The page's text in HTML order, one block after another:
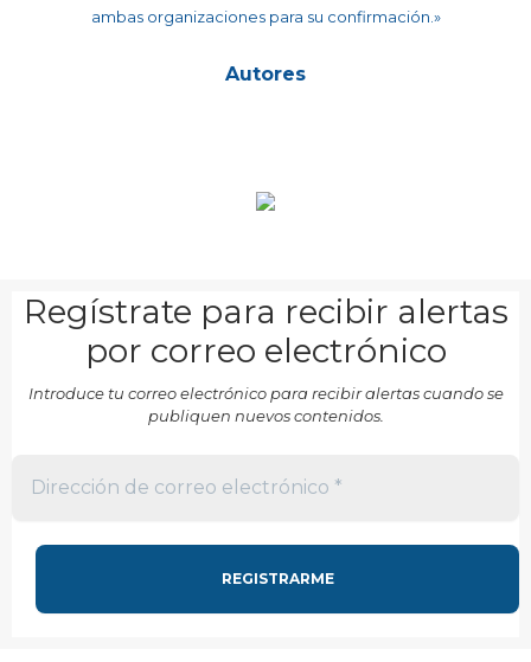
ambas organizaciones para su confirmación.»
Autores
Regístrate para recibir alertas
por correo electrónico
Introduce tu correo electrónico para recibir alertas cuando se
publiquen nuevos contenidos.